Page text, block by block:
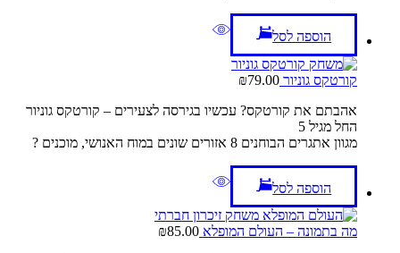
הוספה לסל
קורטקס גוניור ₪79.00
אהבתם את קורטקס? עכשיו בגירסה לצעירים – קורטקס גוניור
החל מגיל 5
מגוון אתגרים הבוחנים 8 אזורים שונים במוח האנושי, מוכנים ?
הוספה לסל
מה בתמונה – העולם המופלא ₪85.00